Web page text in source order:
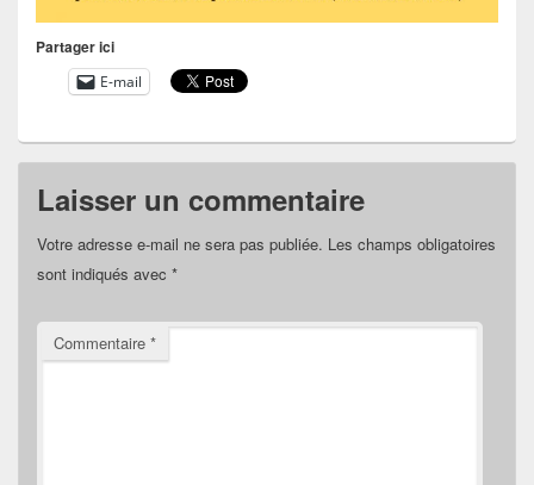
Partager ici
E-mail
Laisser un commentaire
Votre adresse e-mail ne sera pas publiée. Les champs obligatoires
sont indiqués avec *
Commentaire *